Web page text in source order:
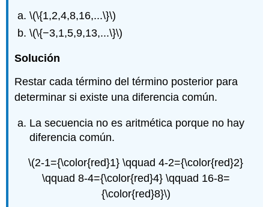
\(\{1,2,4,8,16,...\}\)
\(\{−3,1,5,9,13,...\}\)
Solución
Restar cada término del término posterior para
determinar si existe una diferencia común.
La secuencia no es aritmética porque no hay
diferencia común.
\(2-1={\color{red}1} \qquad 4-2={\color{red}2}
\qquad 8-4={\color{red}4} \qquad 16-8=
{\color{red}8}\)